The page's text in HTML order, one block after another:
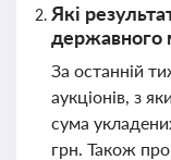
Які
державного
За останній
аукціонів, з
сума
грн. Також